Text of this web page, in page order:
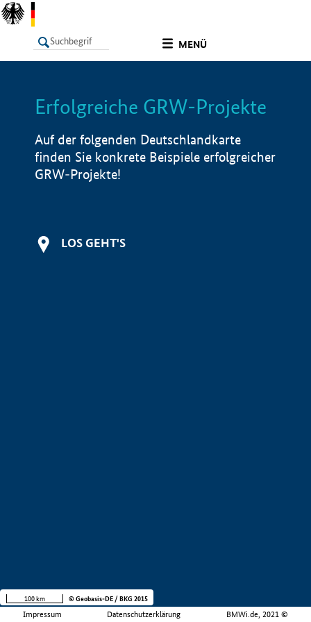
MENÜ
LISTE Info
Erfolgreiche GRW-Projekte
Auf der folgenden Deutschlandkarte
finden Sie konkrete Beispiele erfolgreicher
GRW-Projekte!
LOS GEHT'S
Impressum Datenschutzerklärung BMWi.de, 2021 ©
100 km © Geobasis-DE / BKG 2015